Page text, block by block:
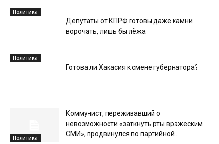
Политика
Депутаты от КПРФ готовы даже камни
ворочать, лишь бы лёжа
Политика
Готова ли Хакасия к смене губернатора?
Политика
Коммунист, переживавший о
невозможности «заткнуть рты вражеским
СМИ», продвинулся по партийной...